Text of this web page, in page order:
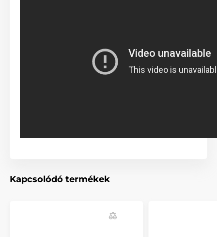
pontosan az, amire szüksége lehet váratlan
helyzetekben, sétáltatás közben. A fogantyú
gumibevonattal lett ellátva.
szalag nem szorul be semmilyen szögben sem. A
házi kedvencét. A póráz tökéletesen alkalmazkodik a
mozgásirányhoz. Nemcsak Ön fogja jól érezni magát,
szakítószilárdságú anyagból készült. A szövet kiválóan
Kapcsolódó termékek